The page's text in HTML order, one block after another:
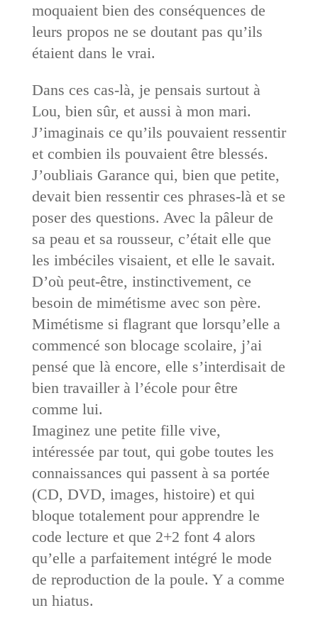
moquaient bien des conséquences de
leurs propos ne se doutant pas qu’ils
étaient dans le vrai.
Dans ces cas-là, je pensais surtout à
Lou, bien sûr, et aussi à mon mari.
J’imaginais ce qu’ils pouvaient ressentir
et combien ils pouvaient être blessés.
J’oubliais Garance qui, bien que petite,
devait bien ressentir ces phrases-là et se
poser des questions. Avec la pâleur de
sa peau et sa rousseur, c’était elle que
les imbéciles visaient, et elle le savait.
D’où peut-être, instinctivement, ce
besoin de mimétisme avec son père.
Mimétisme si flagrant que lorsqu’elle a
commencé son blocage scolaire, j’ai
pensé que là encore, elle s’interdisait de
bien travailler à l’école pour être
comme lui.
Imaginez une petite fille vive,
intéressée par tout, qui gobe toutes les
connaissances qui passent à sa portée
(CD, DVD, images, histoire) et qui
bloque totalement pour apprendre le
code lecture et que 2+2 font 4 alors
qu’elle a parfaitement intégré le mode
de reproduction de la poule. Y a comme
un hiatus.